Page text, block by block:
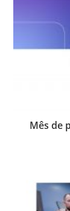
Mês de